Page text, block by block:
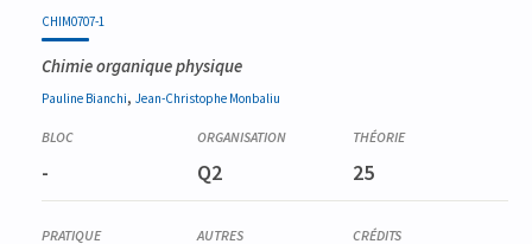
CHIM0707-1
Chimie organique physique
Pauline Bianchi, Jean-Christophe Monbaliu
- Q2 25